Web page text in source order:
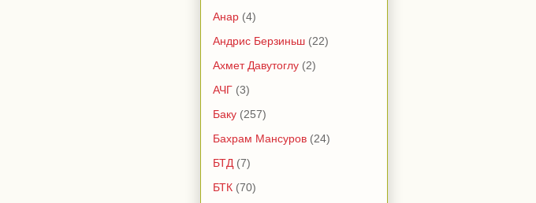
Анар (4)
Андрис Берзиньш (22)
Ахмет Давутоглу (2)
АЧГ (3)
Баку (257)
Бахрам Мансуров (24)
БТД (7)
БТК (70)